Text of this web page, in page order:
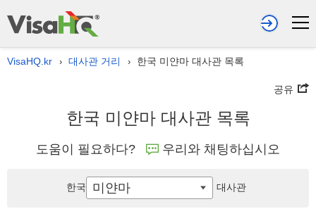
VisaHQ.kr › 대사관 거리 › 한국 미얀마 대사관 목록
공유
한국 미얀마 대사관 목록
도움이 필요하다? 우리와 채팅하십시오
한국 미얀마 대사관